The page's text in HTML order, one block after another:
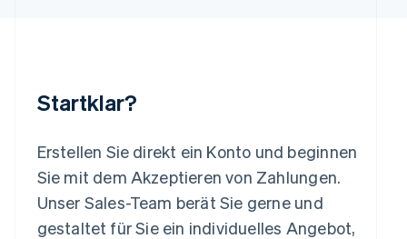
Startklar?
Erstellen Sie direkt ein Konto und beginnen
Sie mit dem Akzeptieren von Zahlungen.
Unser Sales-Team berät Sie gerne und
gestaltet für Sie ein individuelles Angebot,
English
Español English
Neuseeland
English
Niederlande